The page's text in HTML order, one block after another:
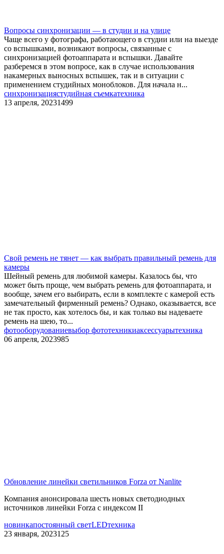
Вопросы синхронизации — в студии и на улице
Чаще всего у фотографа, работающего в студии или на выезде
со вспышками, возникают вопросы, связанные с
синхронизацией фотоаппарата и вспышки. Давайте
разберемся в этом вопросе, как в случае использования
накамерных выносных вспышек, так и в ситуации с
применением студийных моноблоков. Для начала н...
синхронизациястудийная съемкатехника
13 апреля, 20231499
Свой ремень не тянет — как выбрать правильный ремень для
камеры
Шейный ремень для любимой камеры. Казалось бы, что
может быть проще, чем выбрать ремень для фотоаппарата, и
вообще, зачем его выбирать, если в комплекте с камерой есть
замечательный фирменный ремень? Однако, оказывается, все
не так просто, как хотелось бы, и как только вы надеваете
ремень на шею, то...
фотооборудованиевыбор фототехникиаксессуарытехника
06 апреля, 2023985
Обновление линейки светильников Forza от Nanlite
Компания анонсировала шесть новых светодиодных
источников линейки Forza с индексом II
новинкапостоянный светLEDтехника
23 января, 2023125